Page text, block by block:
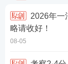
略请收好！
08-05